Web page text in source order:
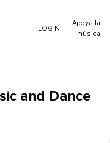
LOGIN
Apoya la
música
and Dance